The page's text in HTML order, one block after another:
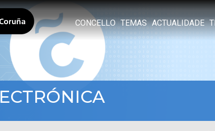
CONCELLO TEMAS ACTUALIDADE